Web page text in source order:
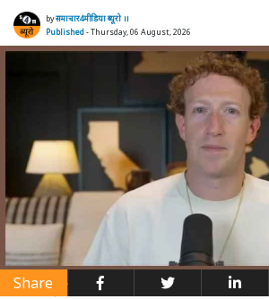
byसमाचार4मीडिया ब्यूरो ।।
Published- Thursday, 06 August, 2026
Share